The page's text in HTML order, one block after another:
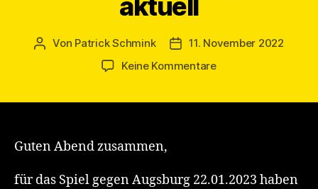
Beitragsautor
Von Patrick Schmink Veröffentlichungsdatum
11. November 2022
Keine Kommentarezu
Guten Abend zusammen,
für das Spiel gegen Augsburg 22.01.2023 haben